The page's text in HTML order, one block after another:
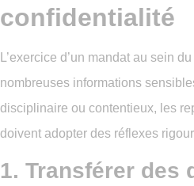
confidentialité
L’exercice d’un mandat au sein
nombreuses informations
disciplinaire ou contentieux, les
doivent adopter des réflexes
1. Transférer des